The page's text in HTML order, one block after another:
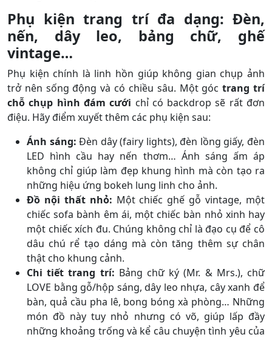
Phụ kiện trang trí đa dạng: Đèn,
nến, dây leo, bảng chữ, ghế
vintage…
Phụ kiện chính là linh hồn giúp không gian chụp ảnh
trở nên sống động và có chiều sâu. Một góctrang trí
chỗ chụp hình đám cưới chỉ có backdrop sẽ rất đơn
điệu. Hãy điểm xuyết thêm các phụ kiện sau:
Ánh sáng: Đèn dây (fairy lights), đèn lồng giấy, đèn
LED hình cầu hay nến thơm… Ánh sáng ấm áp
không chỉ giúp làm đẹp khung hình mà còn tạo ra
những hiệu ứng bokeh lung linh cho ảnh.
Đồ nội thất nhỏ: Một chiếc ghế gỗ vintage, một
chiếc sofa bành êm ái, một chiếc bàn nhỏ xinh hay
một chiếc xích đu. Chúng không chỉ là đạo cụ để cô
dâu chú rể tạo dáng mà còn tăng thêm sự chân
thật cho khung cảnh.
Chi tiết trang trí: Bảng chữ ký (Mr. & Mrs.), chữ
LOVE bằng gỗ/hộp sáng, dây leo nhựa, cây xanh để
bàn, quả cầu pha lê, bong bóng xà phòng… Những
món đồ này tuy nhỏ nhưng có võ, giúp lấp đầy
những khoảng trống và kể câu chuyện tình yêu của